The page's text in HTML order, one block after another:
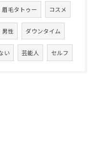
眉毛タトゥー コスメ
男性 ダウンタイム
い 芸能人 セルフ